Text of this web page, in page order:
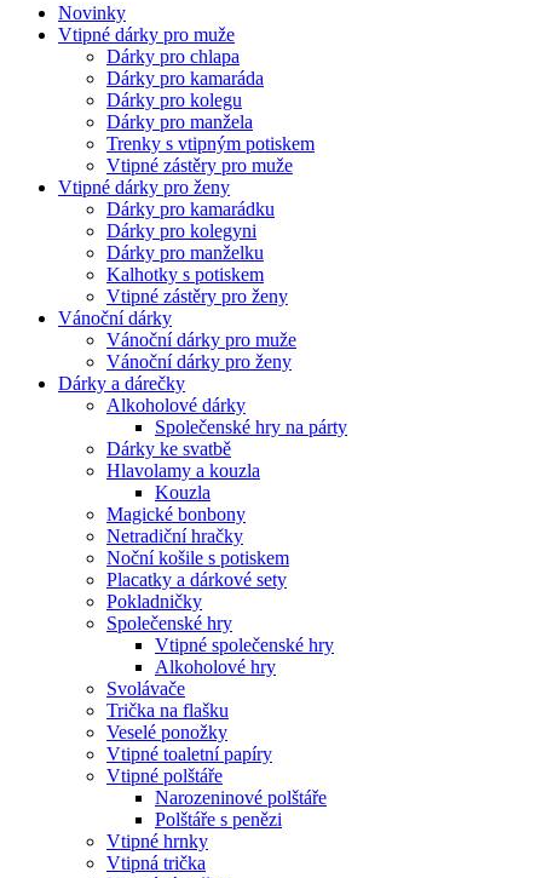
Novinky
Vtipné dárky pro muže
Dárky pro chlapa
Dárky pro kamaráda
Dárky pro kolegu
Dárky pro manžela
Trenky s vtipným potiskem
Vtipné zástěry pro muže
Vtipné dárky pro ženy
Dárky pro kamarádku
Dárky pro kolegyni
Dárky pro manželku
Kalhotky s potiskem
Vtipné zástěry pro ženy
Vánoční dárky
Vánoční dárky pro muže
Vánoční dárky pro ženy
Dárky a dárečky
Alkoholové dárky
Společenské hry na párty
Dárky ke svatbě
Hlavolamy a kouzla
Kouzla
Magické bonbony
Netradiční hračky
Noční košile s potiskem
Placatky a dárkové sety
Pokladničky
Společenské hry
Vtipné společenské hry
Alkoholové hry
Svolávače
Trička na flašku
Veselé ponožky
Vtipné toaletní papíry
Vtipné polštáře
Narozeninové polštáře
Polštáře s penězi
Vtipné hrnky
Vtipná trička